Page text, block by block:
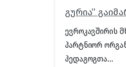
გურია”
ევროკავშირის
პარტნიორ
პედაგოგთა...